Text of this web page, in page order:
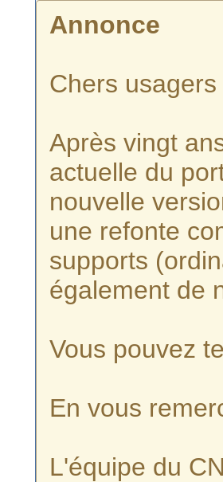
Annonce
Chers
Après vingt
actuelle du
nouvelle
une refonte
supports
également de
Vous pouvez
En vous
L'équipe du